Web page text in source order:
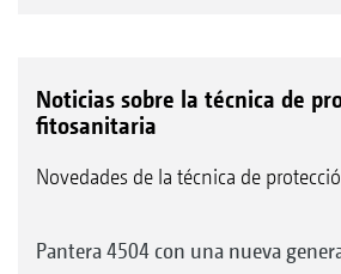
* Valores dependientes de la
superficial, ancho de trabajo y
anchos parciales
Noticias sobre la técnica de
fitosanitaria
Novedades de la técnica de
Pantera 4504 con una nueva